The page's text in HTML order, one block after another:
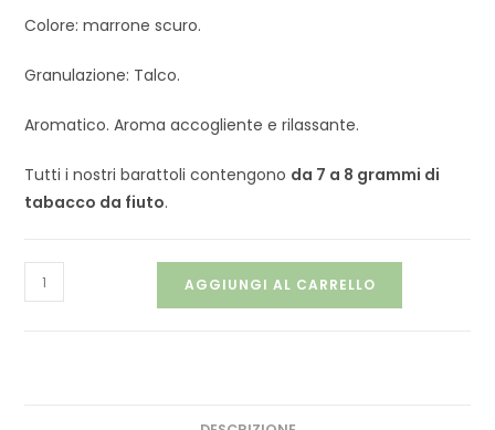
Colore: marrone scuro.
Granulazione: Talco.
Aromatico. Aroma accogliente e rilassante.
Tutti i nostri barattoli contengono da 7 a 8 grammi di
tabacco da fiuto.
AGGIUNGI AL CARRELLO